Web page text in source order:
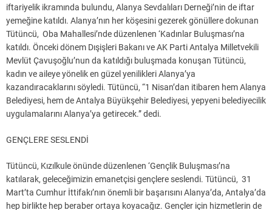
iftariyelik ikramında bulundu, Alanya Sevdalıları Derneği’nin de iftar
yemeğine katıldı. Alanya’nın her köşesini gezerek gönüllere dokunan
Tütüncü, Oba Mahallesi’nde düzenlenen ‘Kadınlar Buluşması’na
katıldı. Önceki dönem Dışişleri Bakanı ve AK Parti Antalya Milletvekili
Mevlüt Çavuşoğlu’nun da katıldığı buluşmada konuşan Tütüncü,
kadın ve aileye yönelik en güzel yenilikleri Alanya’ya
kazandıracaklarını söyledi. Tütüncü, “1 Nisan’dan itibaren hem Alanya
Belediyesi, hem de Antalya Büyükşehir Belediyesi, yepyeni belediyecilik
uygulamalarını Alanya’ya getirecek.” dedi.
GENÇLERE SESLENDİ
Tütüncü, Kızılkule önünde düzenlenen ‘Gençlik Buluşması’na
katılarak, geleceğimizin emanetçisi gençlere seslendi. Tütüncü, 31
Mart’ta Cumhur İttifakı’nın önemli bir başarısını Alanya’da, Antalya’da
hep birlikte hep beraber ortaya koyacağız. Gençler için hizmetlerin de